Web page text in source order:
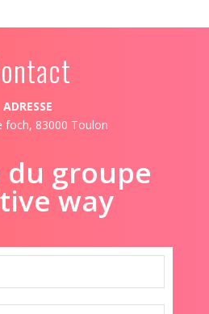
ADRESSE
foch, 83000 Toulon
du groupe
way